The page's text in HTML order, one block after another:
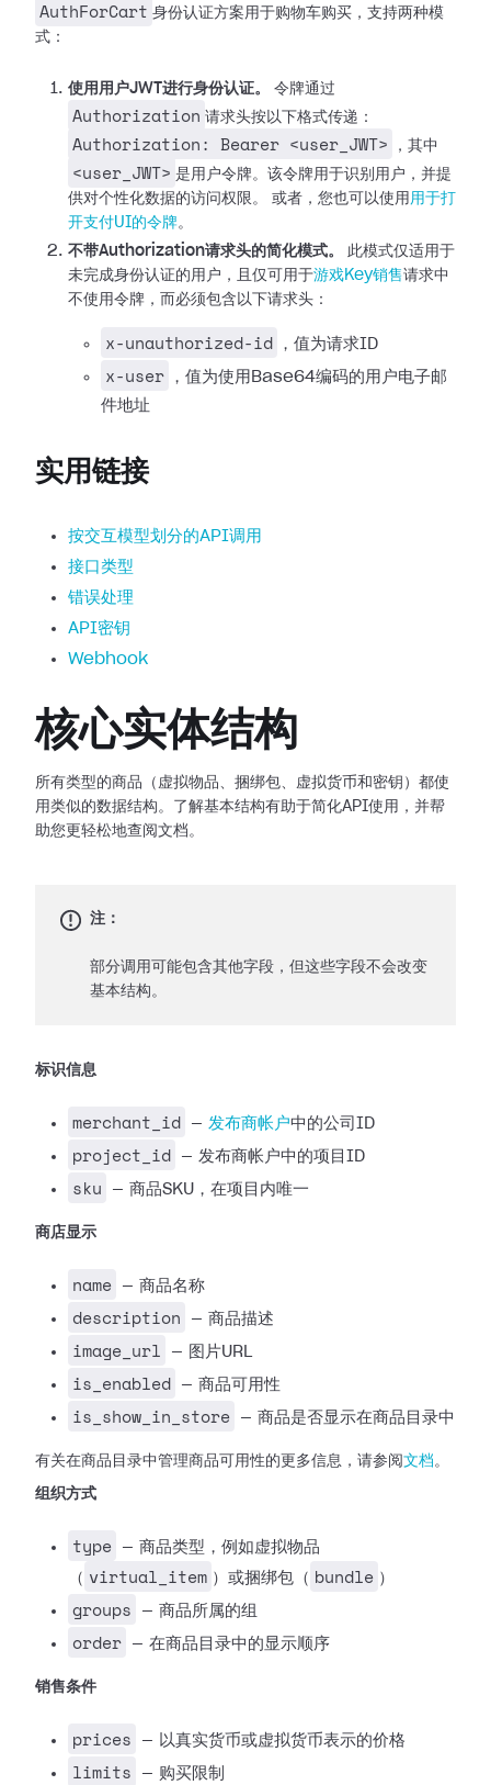
AuthForCart 身份认证方案用于购物车购买，支持两种模
式：
使用用户JWT进行身份认证。 令牌通过
Authorization 请求头按以下格式传递：
Authorization: Bearer <user_JWT> ，其中
<user_JWT> 是用户令牌。该令牌用于识别用户，并提
供对个性化数据的访问权限。
或者，您也可以使用 用于打
开支付UI的令牌。
不带Authorization请求头的简化模式。
此模式仅适用于
未完成身份认证的用户，且仅可用于游戏Key销售请求中
不使用令牌，而必须包含以下请求头：
x-unauthorized-id ，值为请求ID
x-user
，值为使用Base64编码的用户电子邮
件地址
实用链接
按交互模型划分的API调用
接口类型
错误处理
API密钥
Webhook
核心实体结构
所有类型的商品（虚拟物品、捆绑包、虚拟货币和密钥）都使
用类似的数据结构。了解基本结构有助于简化API使用，并帮
助您更轻松地查阅文档。
注：
部分调用可能包含其他字段，但这些字段不会改变
基本结构。
标识信息
merchant_id — 发布商帐户中的公司ID
project_id — 发布商帐户中的项目ID
sku — 商品SKU，在项目内唯一
商店显示
name — 商品名称
description — 商品描述
image_url — 图片URL
is_enabled — 商品可用性
is_show_in_store — 商品是否显示在商品目录中
有关在商品目录中管理商品可用性的更多信息，请参阅 文档。
组织方式
type
— 商品类型，例如虚拟物品
（ virtual_item ）或捆绑包（ bundle ）
groups — 商品所属的组
order — 在商品目录中的显示顺序
销售条件
prices — 以真实货币或虚拟货币表示的价格
limits — 购买限制